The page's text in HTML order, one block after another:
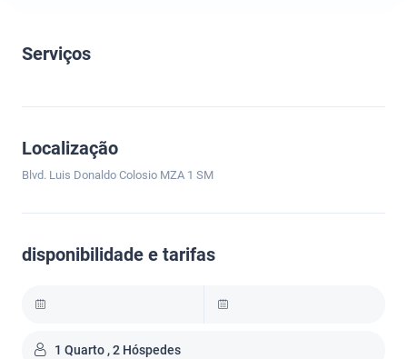
Serviços
Localização
Blvd. Luis Donaldo Colosio MZA 1 SM
disponibilidade e tarifas
1 Quarto , 2 Hóspedes